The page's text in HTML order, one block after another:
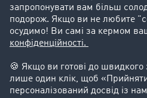
Підтримка
Підтримка
Юридичний
Реквізити компанії